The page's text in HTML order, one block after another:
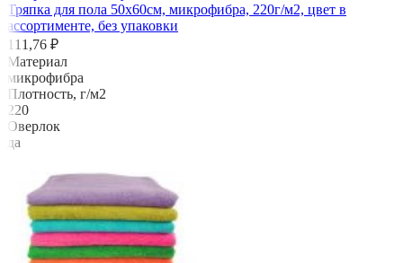
Тряпка для пола 50х60см, микрофибра, 220г/м2, цвет в
ассортименте, без упаковки
111,76 ₽
Материал
микрофибра
Плотность, г/м2
220
Оверлок
да